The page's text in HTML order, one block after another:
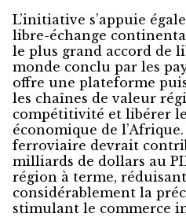
L’initiative s’appuie
libre-échange
le plus grand accord de
monde conclu par les
offre une plateforme
les chaînes de valeur
compétitivité et libérer
économique de
ferroviaire devrait
milliards de dollars au
région à terme,
considérablement la
stimulant le commerce